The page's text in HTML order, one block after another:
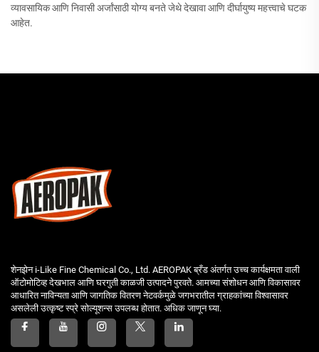
व्यावसायिक आणि निवासी अर्जांसाठी योग्य बनते जेथे देखावा आणि दीर्घायुष्य महत्त्वाचे घटक
आहेत.
शेनझेन i-Like Fine Chemical Co., Ltd. AEROPAK ब्रँड अंतर्गत उच्च कार्यक्षमता वाली
ऑटोमोटिव्ह देखभाल आणि घरगुती काळजी उत्पादने पुरवते. आमच्या संशोधन आणि विकासावर
आधारित नाविन्यता आणि जागतिक वितरण नेटवर्कमुळे जगभरातील ग्राहकांच्या विश्वासावर
असलेली उत्कृष्ट स्प्रे सोल्यूशन्स उपलब्ध होतात. अधिक जाणून घ्या.